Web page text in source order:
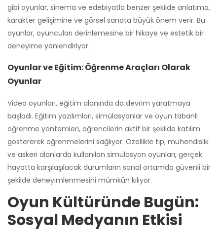
gibi oyunlar, sinema ve edebiyatla benzer şekilde anlatıma,
karakter gelişimine ve görsel sanata büyük önem verir. Bu
oyunlar, oyuncuları derinlemesine bir hikaye ve estetik bir
deneyime yönlendiriyor.
Oyunlar ve Eğitim: Öğrenme Araçları Olarak
Oyunlar
Video oyunları, eğitim alanında da devrim yaratmaya
başladı. Eğitim yazılımları, simülasyonlar ve oyun tabanlı
öğrenme yöntemleri, öğrencilerin aktif bir şekilde katılım
göstererek öğrenmelerini sağlıyor. Özellikle tıp, mühendislik
ve askeri alanlarda kullanılan simülasyon oyunları, gerçek
hayatta karşılaşılacak durumların sanal ortamda güvenli bir
şekilde deneyimlenmesini mümkün kılıyor.
Oyun Kültüründe Bugün:
Sosyal Medyanın Etkisi